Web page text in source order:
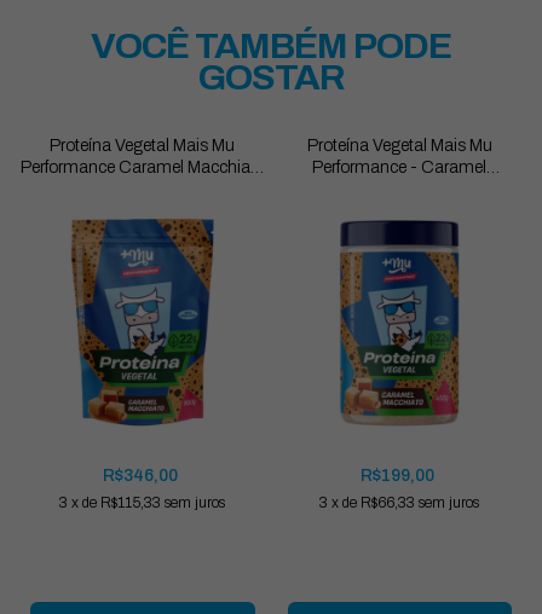
VOCÊ TAMBÉM PODE
GOSTAR
Proteína Vegetal Mais Mu
Performance Caramel Macchiato
R$346,00
3 xde R$115,33 sem juros
Proteína Vegetal Mais Mu
Performance - Caramel
R$199,00
3 xde R$66,33 sem juros